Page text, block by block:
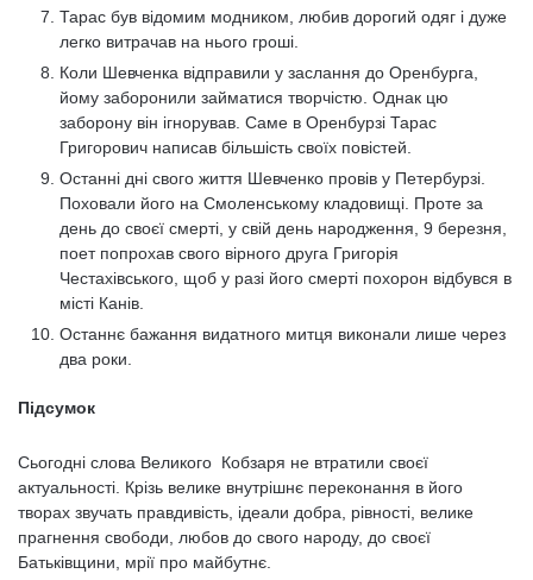
Тарас був відомим модником, любив дорогий одяг і дуже
легко витрачав на нього гроші.
Коли Шевченка відправили у заслання до Оренбурга,
йому заборонили займатися творчістю. Однак цю
заборону він ігнорував. Саме в Оренбурзі Тарас
Григорович написав більшість своїх повістей.
Останні дні свого життя Шевченко провів у Петербурзі.
Поховали його на Смоленському кладовищі. Проте за
день до своєї смерті, у свій день народження, 9 березня,
поет попрохав свого вірного друга Григорія
Честахівського, щоб у разі його смерті похорон відбувся в
місті Канів.
Останнє бажання видатного митця виконали лише через
два роки.
Підсумок
Сьогодні слова Великого Кобзаря не втратили своєї
актуальності. Крізь велике внутрішнє переконання в його
творах звучать правдивість, ідеали добра, рівності, велике
прагнення свободи, любов до свого народу, до своєї
Батьківщини, мрії про майбутнє.